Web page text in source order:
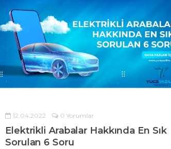
12.04.2022 0 Yorumlar
Elektrikli Arabalar Hakkında En Sık
Sorulan 6 Soru